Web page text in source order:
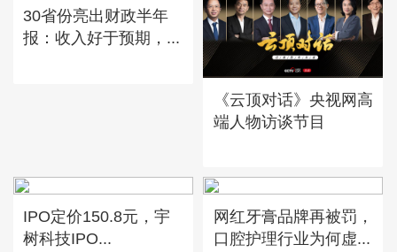
30省份亮出财政半年
报：收入好于预期，...
《云顶对话》央视网高
端人物访谈节目
IPO定价150.8元，宇
树科技IPO...
网红牙膏品牌再被罚，
口腔护理行业为何虚...